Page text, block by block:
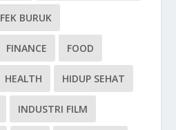
BURUK
FINANCE FOOD
HEALTH HIDUP SEHAT
INDUSTRI FILM